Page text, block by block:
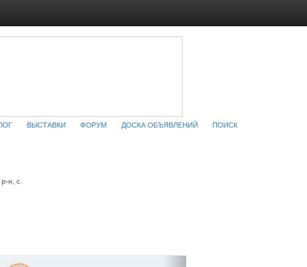
ВЫСТАВКИ ФОРУМ ДОСКА ОБЪЯВЛЕНИЙ
ПОИСК
н, с.